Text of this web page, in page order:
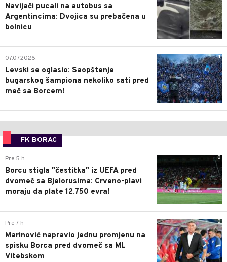
Navijači pucali na autobus sa
Argentincima: Dvojica su prebačena u
bolnicu
1
07.07.2026.
Levski se oglasio: Saopštenje
bugarskog šampiona nekoliko sati pred
meč sa Borcem!
FK BORAC
0
Pre 5 h
Borcu stigla "čestitka" iz UEFA pred
dvomeč sa Bjelorusima: Crveno-plavi
moraju da plate 12.750 evra!
0
Pre 7 h
Marinović napravio jednu promjenu na
spisku Borca pred dvomeč sa ML
Vitebskom